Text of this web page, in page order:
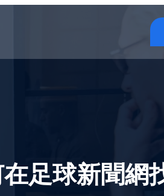
足球新聞網